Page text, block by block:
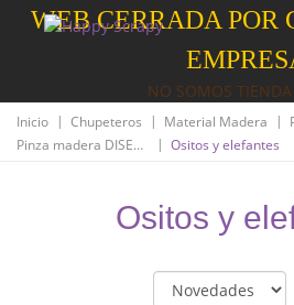
WEB CERRADA POR
NO SOMOS TIENDA
Inicio | Chupeteros | Material Madera |
Pinza madera DISEÑO
| Ositos y elefantes
Ositos y